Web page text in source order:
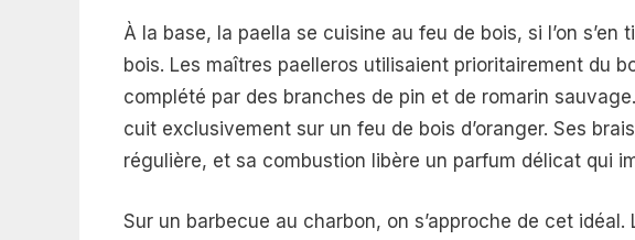
À la base, la paella se cuisine au feu de bois, si l’on s’en
bois. Les maîtres paelleros utilisaient prioritairement du
complété par des branches de pin et de romarin
cuit exclusivement sur un feu de bois d’oranger. Ses
régulière, et sa combustion libère un parfum délicat qui
Sur un barbecue au charbon, on s’approche de cet